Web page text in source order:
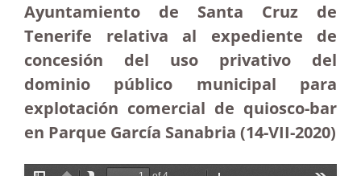
Ayuntamiento de Santa Cruz de
Tenerife relativa al expediente de
concesión del uso privativo del
dominio público municipal para
explotación comercial de quiosco-bar
en Parque García Sanabria (14-VII-2020)